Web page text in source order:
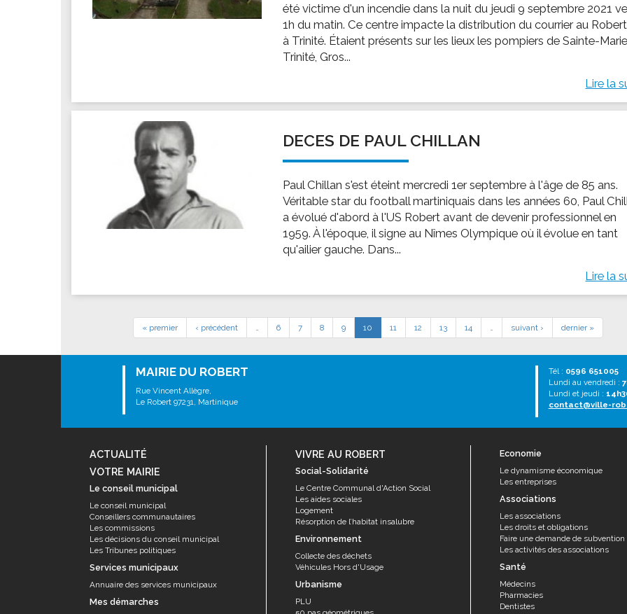
été victime d'un incendie dans la nuit du jeudi 9 septembre 2021
1h du matin. Ce centre impacte la distribution du courrier au
à Trinité. Étaient présents sur les lieux les pompiers de Sainte-Marie,
Trinité, Gros...
Lire la
DECES DE PAUL CHILLAN
Paul Chillan s'est éteint mercredi 1er septembre à l'âge de 85 ans.
Véritable star du football martiniquais dans les années 60, Paul
a évolué d'abord à l'US Robert avant de devenir professionnel en
1959. À l'époque, il signe au Nîmes Olympique où il évolue en tant
qu'ailier gauche. Dans...
Lire la
« premier ‹ précédent 6 7 8 9 10 11 12 13 14 suivant › dernier »
MAIRIE DU ROBERT
Rue Vincent Allègre,
Le Robert 97231, Martinique
Tél : 0596 651005
Lundi au vendredi :
Lundi et jeudi :
contact@ville-
ACTUALITÉ
VOTRE MAIRIE
Le conseil municipal
Le conseil municipal
Conseillers communautaires
Les commissions
Les décisions du conseil municipal
Les Tribunes politiques
Services municipaux
Annuaire des services municipaux
Mes démarches
VIVRE AU ROBERT
Social-Solidarité
Le Centre Communal d'Action Social
Les aides sociales
Logement
Résorption de l’habitat insalubre
Environnement
Collecte des déchets
Véhicules Hors d'Usage
Urbanisme
PLU
Economie
Le dynamisme économique
Les entreprises
Associations
Les associations
Les droits et obligations
Faire une demande de subvention
Les activités des associations
Santé
Médecins
Pharmacies
Dentistes